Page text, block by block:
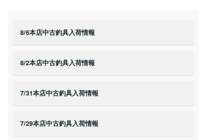
8/6本店中古釣具入荷情報
8/2本店中古釣具入荷情報
7/31本店中古釣具入荷情報
7/29本店中古釣具入荷情報